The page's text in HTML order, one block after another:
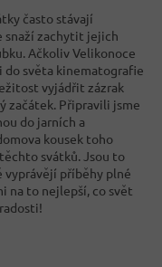
často stávají
snaží zachytit jejich
Ačkoliv Velikonoce
do světa kinematografie
vyjádřit zázrak
začátek. Připravili jsme
do jarních a
kousek toho
svátků. Jsou to
vyprávějí příběhy plné
na to nejlepší, co svět